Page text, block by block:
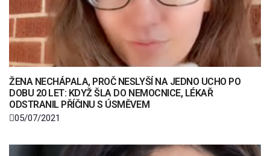
ŽENA NECHÁPALA, PROČ NESLYŠÍ NA JEDNO UCHO PO
DOBU 20 LET: KDYŽ ŠLA DO NEMOCNICE, LÉKAŘ
ODSTRANIL PŘÍČINU S ÚSMĚVEM
05/07/2021